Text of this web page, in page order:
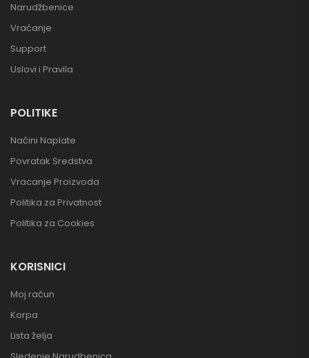
Narudžbenice
Vraćanje
Support
Uslovi i Pravila
POLITIKE
Načini Naplate
Povratak Sredstva
Vracanje Proizvoda
Politika za Privatnost
Politika za Cookies
KORISNICI
Moj račun
Korpa
Lista želja